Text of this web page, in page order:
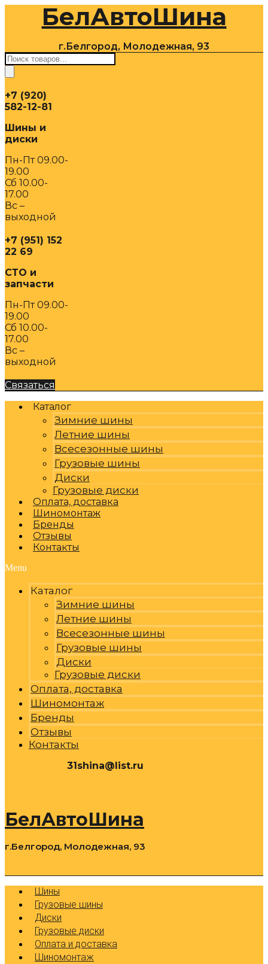
содержимомуБелАвтоШина
г.Белгород, Молодежная, 93
Поиск
товаров
+7 (920)
582-12-81
Шины и
диски
Пн-Пт 09.00-
19.00
Сб 10.00-
17.00
Вс –
выходной
+7 (951) 152
22 69
СТО и
запчасти
Пн-Пт 09.00-
19.00
Сб 10.00-
17.00
Вс –
выходной
Связаться
Каталог
Зимние шины
Летние шины
Всесезонные шины
Грузовые шины
Диски
Грузовые диски
Оплата, доставка
Шиномонтаж
Бренды
Отзывы
Контакты
Menu
Каталог
Зимние шины
Летние шины
Всесезонные шины
Грузовые шины
Диски
Грузовые диски
Оплата, доставка
Шиномонтаж
Бренды
Отзывы
Контакты
31shina@list.ru
БелАвтоШина
г.Белгород, Молодежная, 93
Шины
Грузовые шины
Диски
Грузовые диски
Оплата и доставка
Шиномонтаж